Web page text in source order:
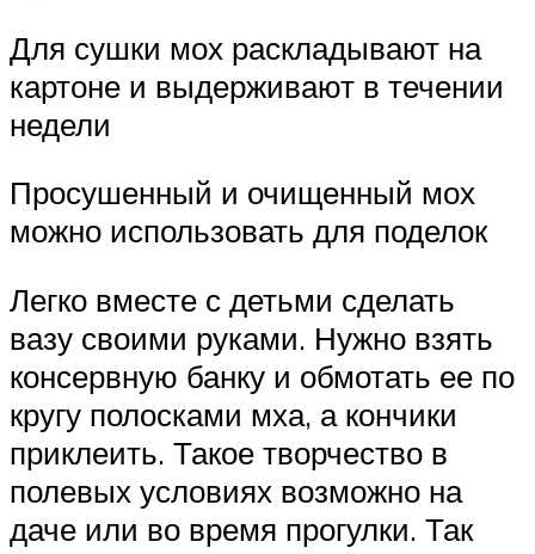
Для сушки мох раскладывают на
картоне и выдерживают в течении
недели
Просушенный и очищенный мох
можно использовать для поделок
Легко вместе с детьми сделать
вазу своими руками. Нужно взять
консервную банку и обмотать ее по
кругу полосками мха, а кончики
приклеить. Такое творчество в
полевых условиях возможно на
даче или во время прогулки. Так